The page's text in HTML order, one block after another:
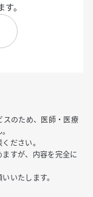
。
スのため、医師・医療
ださい。
ますが、内容を完全に
いたします。